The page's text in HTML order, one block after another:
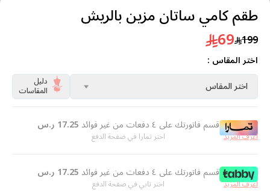
طقم كامي ساتان مزين بالريش
199
69
اختر المقاس :
اختر المقاس
دليل
المقاسات
قسم فاتورتك على ٤ دفعات من غير فوائد 17.25 ر.س
اختر تمارا في صفحة الدفع اعرف المزيد
قسم فاتورتك على ٤ دفعات من غير فوائد 17.25 ر.س
اختر تابي في صفحة الدفع اعرف المزيد